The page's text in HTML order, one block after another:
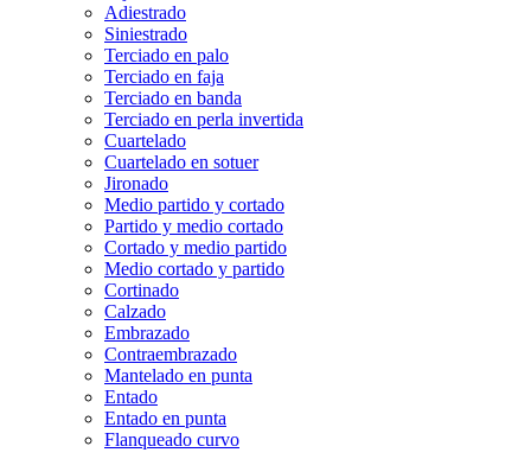
Adiestrado
Siniestrado
Terciado en palo
Terciado en faja
Terciado en banda
Terciado en perla invertida
Cuartelado
Cuartelado en sotuer
Jironado
Medio partido y cortado
Partido y medio cortado
Cortado y medio partido
Medio cortado y partido
Cortinado
Calzado
Embrazado
Contraembrazado
Mantelado en punta
Entado
Entado en punta
Flanqueado curvo